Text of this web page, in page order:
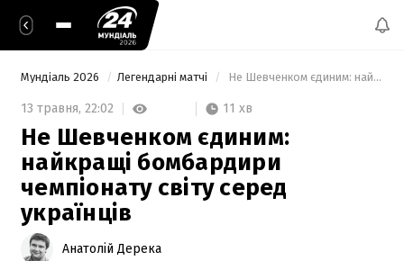
Мундіаль 2026 Легендарні матчі Не Шевченком єдиним: найкращі бомбардири чемпіонату світу серед українців
13 травня, 22:02 11 хв
Не Шевченком єдиним:
найкращі бомбардири
чемпіонату світу серед
українців
Анатолій Дерека